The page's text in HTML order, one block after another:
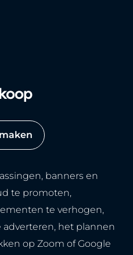
banners en
te promoten,
te verhogen,
het plannen
op Zoom of Google